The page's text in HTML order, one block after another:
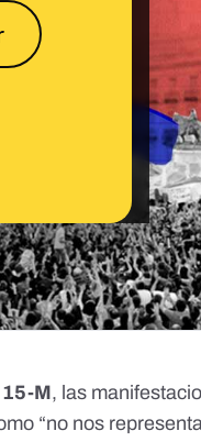
M, las
“no nos